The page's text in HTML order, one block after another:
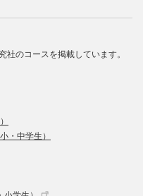
のコースを掲載しています。
・中学生）